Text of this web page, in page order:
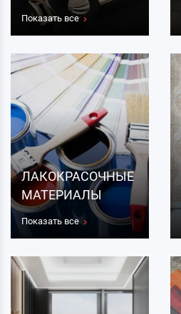
Показать все
ЛАКОКРАСОЧНЫЕ
МАТЕРИАЛЫ
Показать все